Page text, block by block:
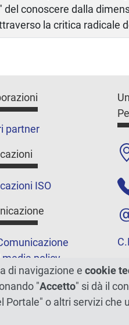
del conoscere dalla
la critica radicale
partner
ISO
media policy
e shop
di navigazione e cookie
"Accetto" si dà il
Portale" o altri servizi